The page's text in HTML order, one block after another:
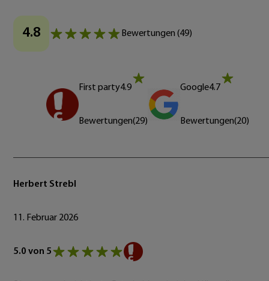
4.8 Bewertungen (49)
First party4.9
Bewertungen(29)
Google4.7
Bewertungen(20)
Herbert Strebl
11. Februar 2026
5.0 von 5